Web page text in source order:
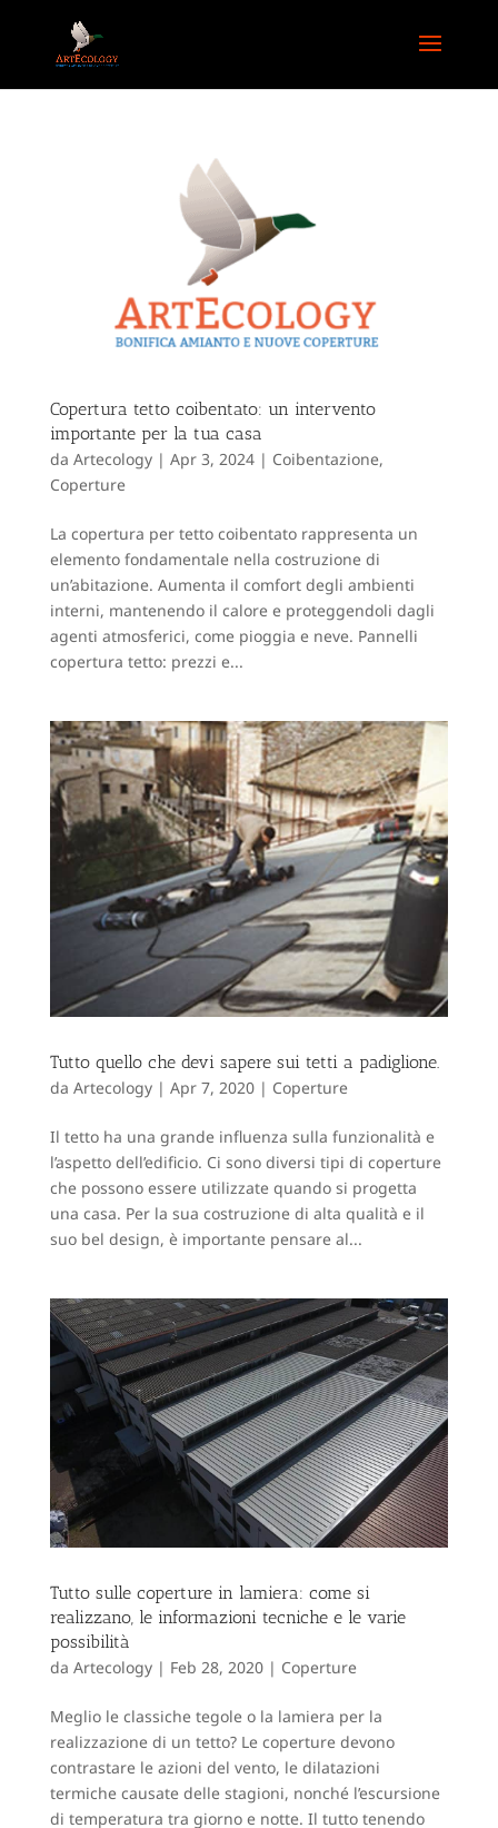
Copertura tetto coibentato: un intervento
importante per la tua casa
da Artecology| Apr 3, 2024| Coibentazione,
Coperture
La copertura per tetto coibentato rappresenta un
elemento fondamentale nella costruzione di
un’abitazione. Aumenta il comfort degli ambienti
interni, mantenendo il calore e proteggendoli dagli
agenti atmosferici, come pioggia e neve. Pannelli
copertura tetto: prezzi e...
Tutto quello che devi sapere sui tetti a padiglione.
da Artecology| Apr 7, 2020| Coperture
Il tetto ha una grande influenza sulla funzionalità e
l’aspetto dell’edificio. Ci sono diversi tipi di coperture
che possono essere utilizzate quando si progetta
una casa. Per la sua costruzione di alta qualità e il
suo bel design, è importante pensare al...
Tutto sulle coperture in lamiera: come si
realizzano, le informazioni tecniche e le varie
possibilità
da Artecology| Feb 28, 2020| Coperture
Meglio le classiche tegole o la lamiera per la
realizzazione di un tetto? Le coperture devono
contrastare le azioni del vento, le dilatazioni
termiche causate delle stagioni, nonché l’escursione
di temperatura tra giorno e notte. Il tutto tenendo